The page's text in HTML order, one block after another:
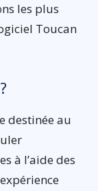
les plus
Toucan
destinée au
à l’aide des